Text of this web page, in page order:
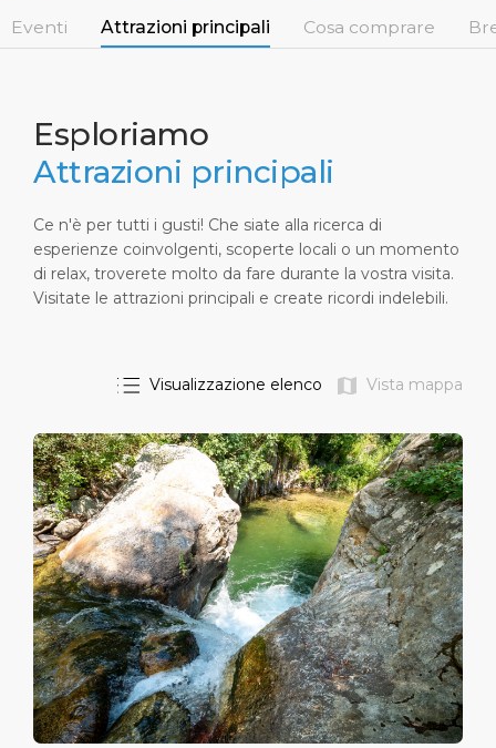
Brevi Escursioni
Negozi & Ristoranti
Festività nazionali
Salute, sicurezza & ambiente
Carriere
Contatti
PORTO
DESTINAZIONE
Eventi Attrazioni principali Cosa comprare
Esploriamo
Attrazioni principali
Ce n'è per tutti i gusti! Che siate alla ricerca di
esperienze coinvolgenti, scoperte locali o un momento
di relax, troverete molto da fare durante la vostra visita.
Visitate le attrazioni principali e create ricordi indelebili.
Visualizzazione elenco Vista mappa